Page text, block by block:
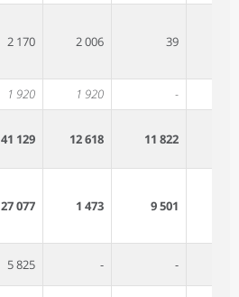
2 170 2 006 39
1 920 1 920
-
41 129 12 618 11 822
27 077 1 473 9 501
5 825 - -